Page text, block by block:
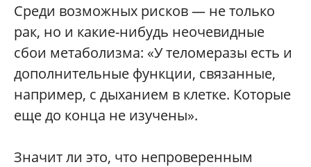
Среди возможных рисков — не только
рак, но и какие-нибудь неочевидные
сбои метаболизма: «У теломеразы есть и
дополнительные функции, связанные,
например, с дыханием в клетке. Которые
еще до конца не изучены».
Значит ли это, что непроверенным